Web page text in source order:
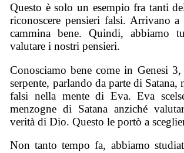
Questo è solo un esempio fra tanti
riconoscere pensieri falsi. Arrivano
cammina bene. Quindi, abbiamo
valutare i nostri pensieri.
Conosciamo bene come in Genesi
serpente, parlando da parte di Satana,
falsi nella mente di Eva. Eva
menzogne di Satana anziché
verità di Dio. Questo le portò a
Non tanto tempo fa, abbiamo